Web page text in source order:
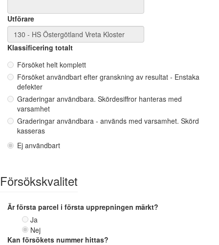
Utförare
Klassificering totalt
Försöket helt komplett
Försöket användbart efter granskning av resultat - Enstaka
defekter
Graderingar användbara. Skördesiffror hanteras med
varsamhet
Graderingar användbara - används med varsamhet. Skörd
kasseras
Ej användbart
Försökskvalitet
Är första parcel i första upprepningen märkt?
Ja
Nej
Kan försökets nummer hittas?